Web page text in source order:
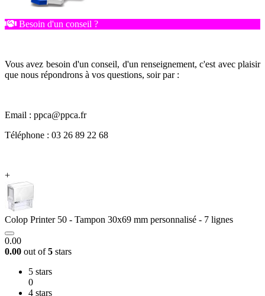
Besoin d'un conseil ?
Vous avez besoin d'un conseil, d'un renseignement, c'est avec plaisir
que nous répondrons à vos questions, soir par :
Email : ppca@ppca.fr
Téléphone : 03 26 89 22 68
+
Colop Printer 50 - Tampon 30x69 mm personnalisé - 7 lignes
0.00
0.00 out of5 stars
5 stars
0
4 stars